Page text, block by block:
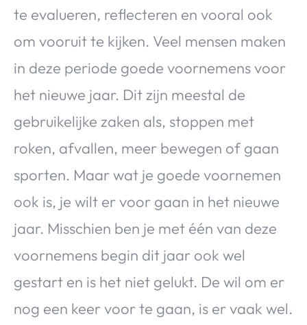
VALERIE'S CHOICE
Food & Drinks Health & Beauty Gadgets
Huis & Tuin
Travel
Lifestyle
te evalueren, reflecteren en vooral ook
om vooruit te kijken. Veel mensen maken
in deze periode goede voornemens voor
het nieuwe jaar. Dit zijn meestal de
gebruikelijke zaken als, stoppen met
roken, afvallen, meer bewegen of gaan
sporten. Maar wat je goede voornemen
ook is, je wilt er voor gaan in het nieuwe
jaar. Misschien ben je met één van deze
voornemens begin dit jaar ook wel
gestart en is het niet gelukt. De wil om er
nog een keer voor te gaan, is er vaak wel.